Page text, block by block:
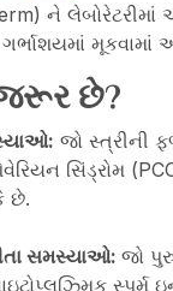
ને
છે?
જો સ્ત્રીની
સિંડ્રોમ
છે.
સમસ્યાઓ: જો